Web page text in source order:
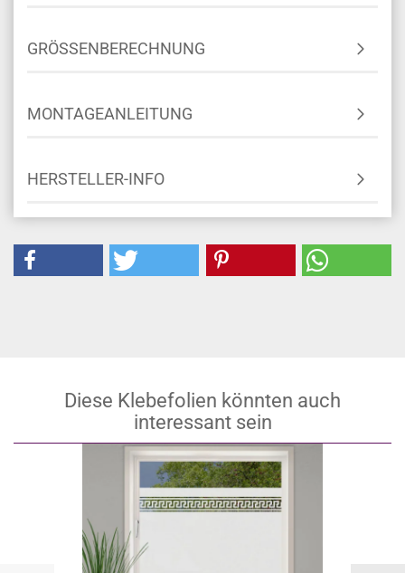
GRÖSSENBERECHNUNG
MONTAGEANLEITUNG
HERSTELLER-INFO
Diese Klebefolien könnten auch
interessant sein